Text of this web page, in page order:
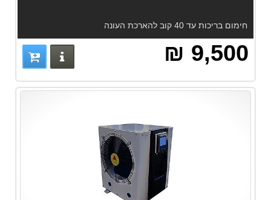
חימום בריכות עד 40 קוב להארכת העונה
9,500 ₪ פרטים